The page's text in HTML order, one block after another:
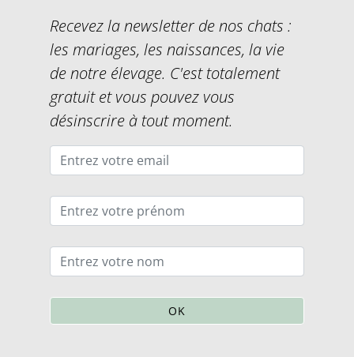
Recevez la newsletter de nos chats :
les mariages, les naissances, la vie
de notre élevage. C'est totalement
gratuit et vous pouvez vous
désinscrire à tout moment.
OK